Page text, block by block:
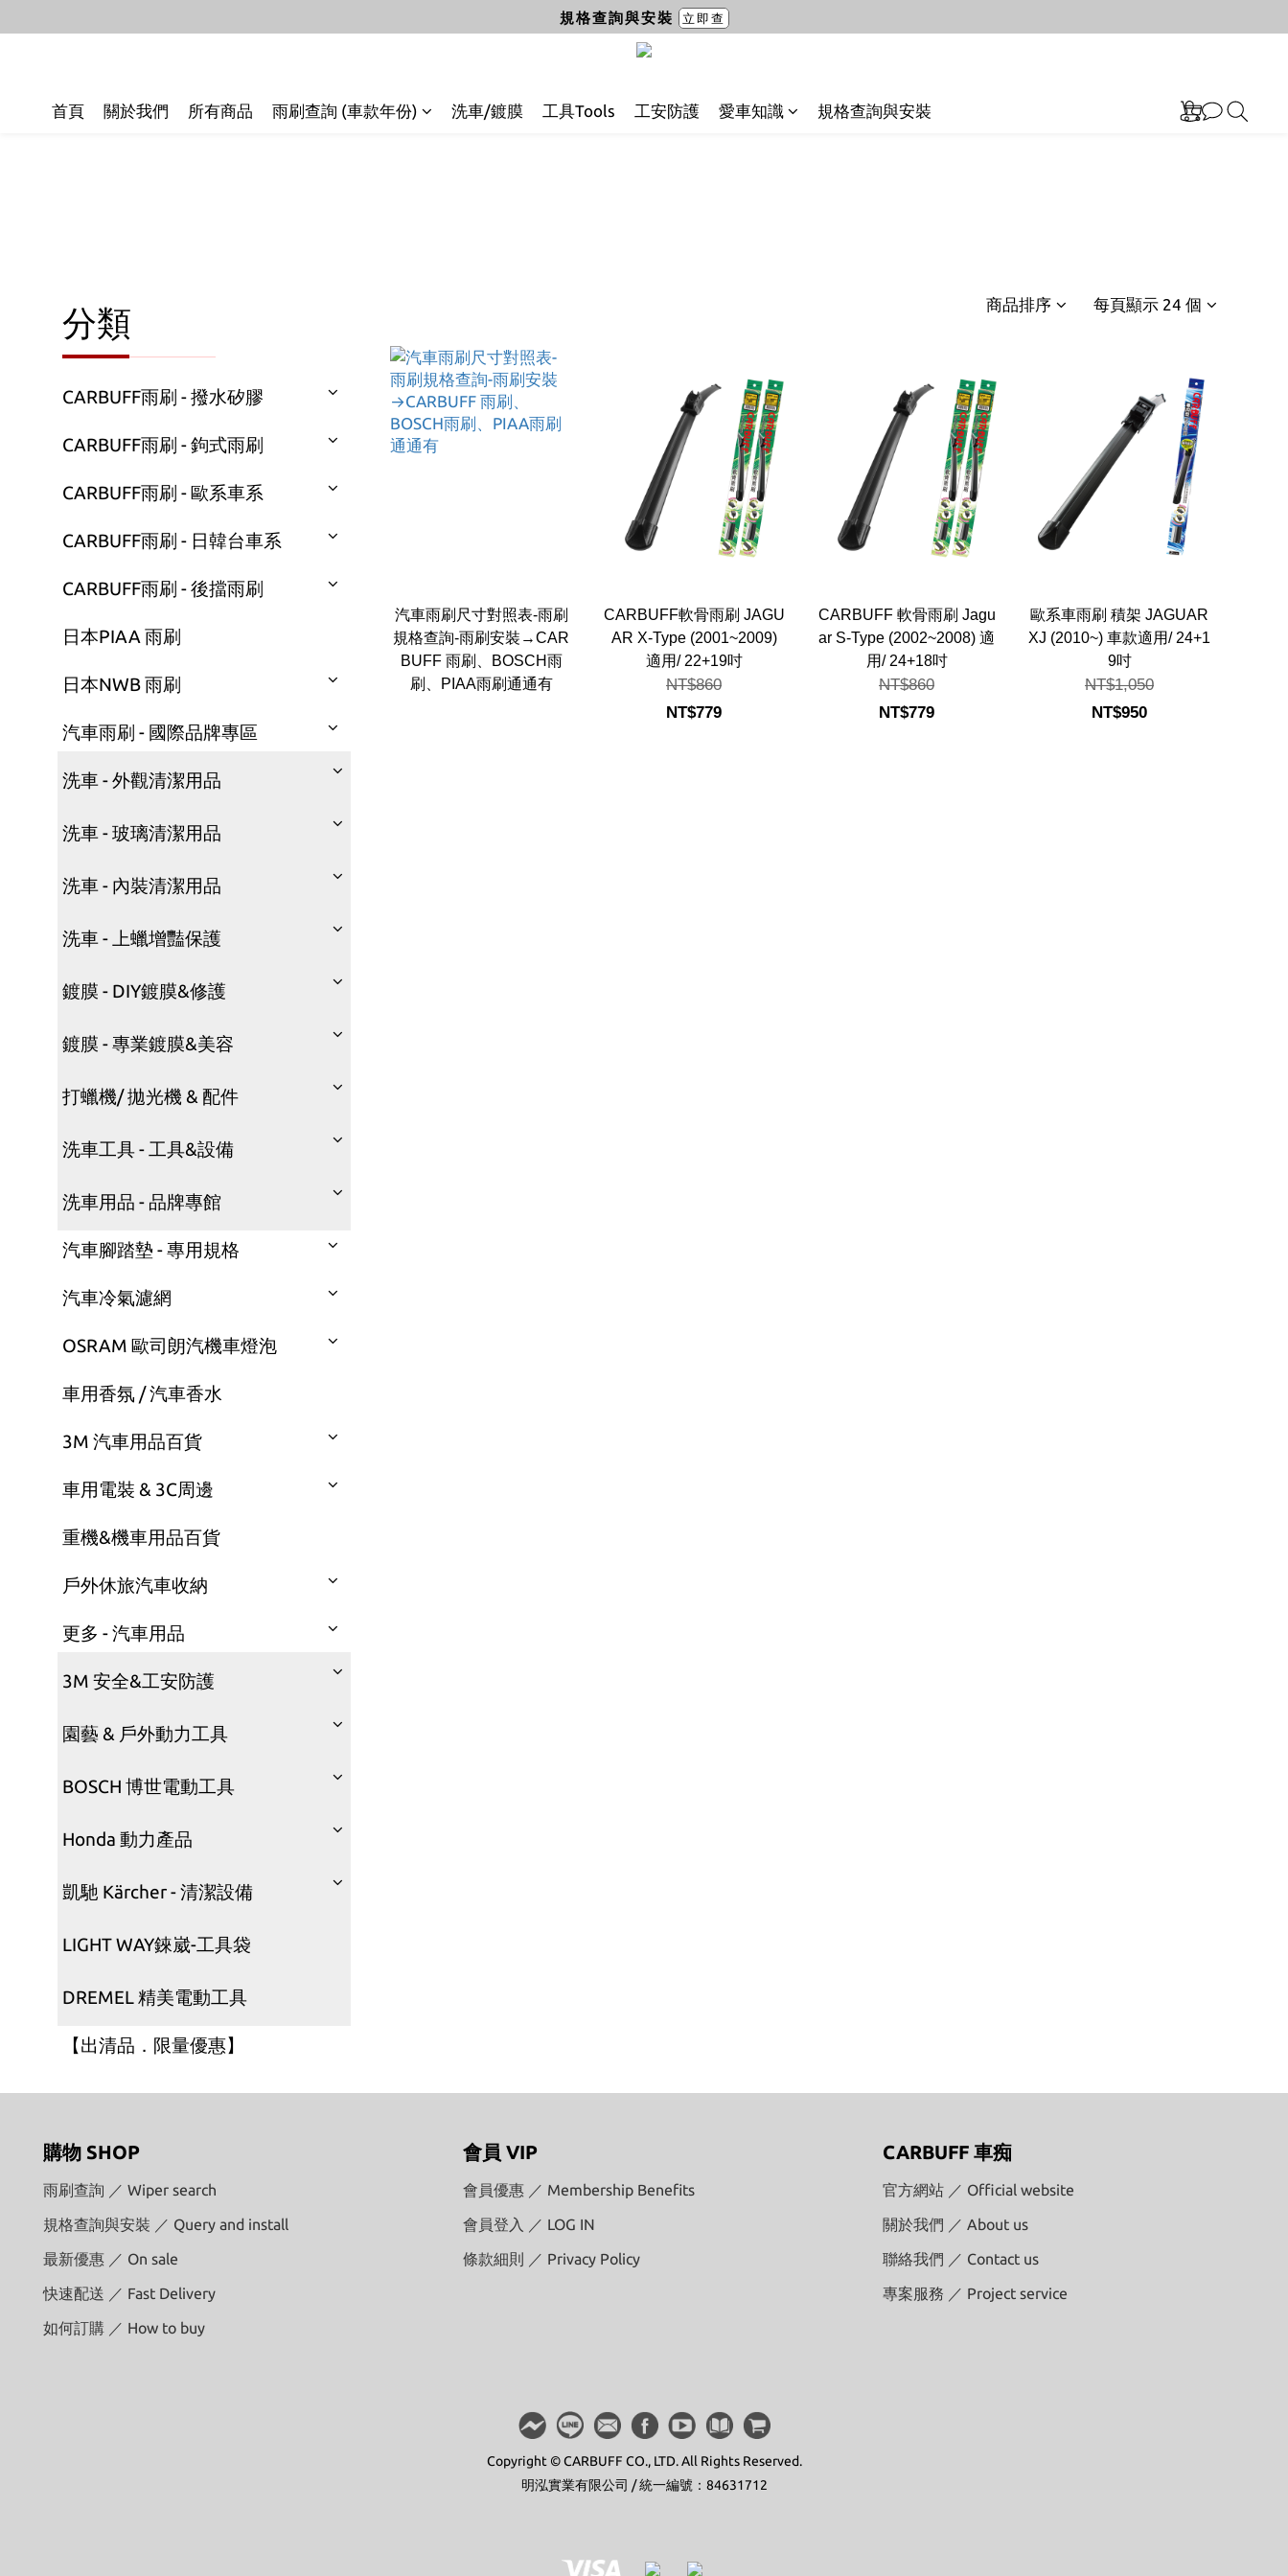
首頁 關於我們 所有商品 雨刷查詢 (車款年份) 洗車/鍍膜 工具Tools 工安防護 愛車知識 規格查詢與安裝
分類
CARBUFF雨刷 - 撥水矽膠
CARBUFF雨刷 - 鉤式雨刷
CARBUFF雨刷 - 歐系車系
CARBUFF雨刷 - 日韓台車系
CARBUFF雨刷 - 後擋雨刷
日本PIAA 雨刷
日本NWB 雨刷
汽車雨刷 - 國際品牌專區
洗車 - 外觀清潔用品
洗車 - 玻璃清潔用品
洗車 - 內裝清潔用品
洗車 - 上蠟增豔保護
鍍膜 - DIY鍍膜&修護
鍍膜 - 專業鍍膜&美容
打蠟機/ 拋光機 & 配件
洗車工具 - 工具&設備
洗車用品 - 品牌專館
汽車腳踏墊 - 專用規格
汽車冷氣濾網
OSRAM 歐司朗汽機車燈泡
車用香氛 / 汽車香水
3M 汽車用品百貨
車用電裝 & 3C周邊
重機&機車用品百貨
戶外休旅汽車收納
更多 - 汽車用品
3M 安全&工安防護
園藝 & 戶外動力工具
BOSCH 博世電動工具
Honda 動力產品
凱馳 Kärcher - 清潔設備
LIGHT WAY錸崴-工具袋
DREMEL 精美電動工具
【出清品．限量優惠】
商品排序 每頁顯示 24 個
汽車雨刷尺寸對照表-雨刷
規格查詢-雨刷安裝→CAR
BUFF 雨刷、BOSCH雨
刷、PIAA雨刷通通有
CARBUFF軟骨雨刷 JAGU
AR X-Type (2001~2009)
適用/ 22+19吋
NT$860
NT$779
CARBUFF 軟骨雨刷 Jagu
ar S-Type (2002~2008) 適
用/ 24+18吋
NT$860
NT$779
歐系車雨刷 積架 JAGUAR
XJ (2010~) 車款適用/ 24+1
9吋
NT$1,050
NT$950
購物 SHOP
雨刷查詢 ／ Wiper search
規格查詢與安裝 ／ Query and install
最新優惠 ／ On sale
快速配送 ／ Fast Delivery
如何訂購 ／ How to buy
會員 VIP
會員優惠 ／ Membership Benefits
會員登入 ／ LOG IN
條款細則 ／ Privacy Policy
CARBUFF 車痴
官方網站 ／ Official website
關於我們 ／ About us
聯絡我們 ／ Contact us
專案服務 ／ Project service
Copyright © CARBUFF CO., LTD. All Rights Reserved.
明泓實業有限公司 / 統一編號：84631712
規格查詢與安裝 立即查